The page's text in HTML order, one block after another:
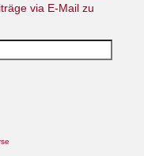
via E-Mail zu